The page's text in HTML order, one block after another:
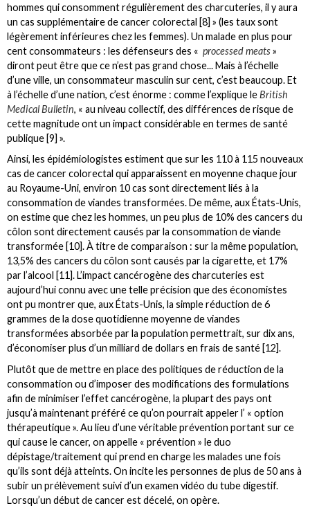
hommes qui consomment régulièrement des charcuteries, il y aura
un cas supplémentaire de cancer colorectal [8] » (les taux sont
légèrement inférieures chez les femmes). Un malade en plus pour
cent consommateurs : les défenseurs des « processed meats»
diront peut être que ce n’est pas grand chose... Mais à l’échelle
d’une ville, un consommateur masculin sur cent, c’est beaucoup. Et
à l’échelle d’une nation, c’est énorme : comme l’explique leBritish
Medical Bulletin, « au niveau collectif, des différences de risque de
cette magnitude ont un impact considérable en termes de santé
publique [9] ».
Ainsi, les épidémiologistes estiment que sur les 110 à 115 nouveaux
cas de cancer colorectal qui apparaissent en moyenne chaque jour
au Royaume-Uni, environ 10 cas sont directement liés à la
consommation de viandes transformées. De même, aux États-Unis,
on estime que chez les hommes, un peu plus de 10% des cancers du
côlon sont directement causés par la consommation de viande
transformée [10]. À titre de comparaison : sur la même population,
13,5% des cancers du côlon sont causés par la cigarette, et 17%
par l’alcool [11]. L’impact cancérogène des charcuteries est
aujourd’hui connu avec une telle précision que des économistes
ont pu montrer que, aux États-Unis, la simple réduction de 6
grammes de la dose quotidienne moyenne de viandes
transformées absorbée par la population permettrait, sur dix ans,
d’économiser plus d’un milliard de dollars en frais de santé [12].
Plutôt que de mettre en place des politiques de réduction de la
consommation ou d’imposer des modifications des formulations
afin de minimiser l’effet cancérogène, la plupart des pays ont
jusqu’à maintenant préféré ce qu’on pourrait appeler l’ « option
thérapeutique ». Au lieu d’une véritable prévention portant sur ce
qui cause le cancer, on appelle « prévention » le duo
dépistage/traitement qui prend en charge les malades une fois
qu’ils sont déjà atteints. On incite les personnes de plus de 50 ans à
subir un prélèvement suivi d’un examen vidéo du tube digestif.
Lorsqu’un début de cancer est décelé, on opère.